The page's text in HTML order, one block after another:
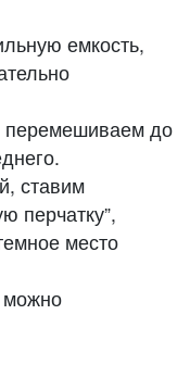
емкость,
перемешиваем до
ставим
перчатку”,
место
можно